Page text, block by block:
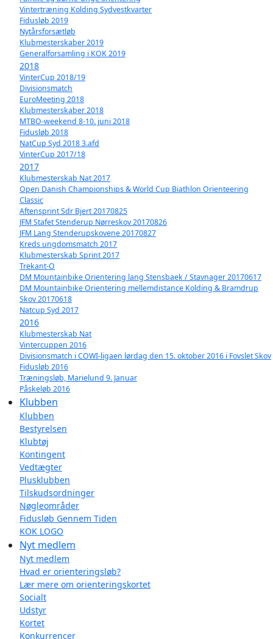
Vintertræning Kolding Sydvestkvarter
Fidusløb 2019
Nytårsforsætløb
Klubmesterskaber 2019
Generalforsamling i KOK 2019
2018
VinterCup 2018/19
Divisionsmatch
EuroMeeting 2018
Klubmesterskaber 2018
MTBO-weekend 8-10. juni 2018
Fidusløb 2018
NatCup Syd 2018 3.afd
VinterCup 2017/18
2017
Klubmesterskab Nat 2017
Open Danish Championships & World Cup Biathlon Orienteering
Classic
Aftensprint Sdr Bjert 20170825
JFM Stafet Stenderup Nørreskov 20170826
JFM Lang Stenderupskovene 20170827
Kreds ungdomsmatch 2017
Klubmesterskab Sprint 2017
Trekant-O
DM Mountainbike Orientering lang Stensbaek / Stavnager 20170617
DM Mountainbike Orientering mellemdistance Kolding & Bramdrup
Skov 20170618
Natcup Syd 2017
2016
Klubmesterskab Nat
Vintercuppen 2016
Divisionsmatch i COWI-ligaen lørdag den 15. oktober 2016 i Fovslet Skov
Fidusløb 2016
Træningsløb, Marielund 9. Januar
Påskeløb 2016
Klubben
Klubben
Bestyrelsen
Klubtøj
Kontingent
Vedtægter
Plusklubben
Tilskudsordninger
Nøgleområder
Fidusløb Gennem Tiden
KOK LOGO
Nyt medlem
Nyt medlem
Hvad er orienteringsløb?
Lær mere om orienteringskortet
Socialt
Udstyr
Kortet
Konkurrencer